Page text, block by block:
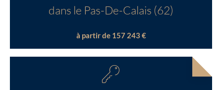
dans le Pas-De-Calais (62)
à partir de 157 243 €